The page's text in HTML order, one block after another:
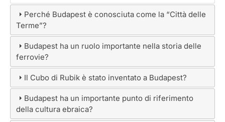
Perché Budapest è conosciuta come la “Città delle
Terme”?
Budapest ha un ruolo importante nella storia delle
ferrovie?
Il Cubo di Rubik è stato inventato a Budapest?
Budapest ha un importante punto di riferimento
della cultura ebraica?